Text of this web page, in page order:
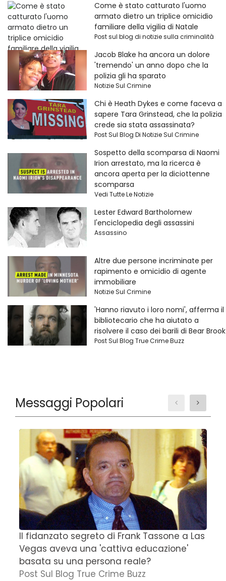
Come è stato catturato l'uomo
armato dietro un triplice omicidio
familiare della vigilia di Natale
Post sul blog di notizie sulla criminalità
Jacob Blake ha ancora un dolore
'tremendo' un anno dopo che la
polizia gli ha sparato
Notizie Sul Crimine
Chi è Heath Dykes e come faceva a
sapere Tara Grinstead, che la polizia
crede sia stata assassinata?
Post Sul Blog Di Notizie Sul Crimine
Sospetto della scomparsa di Naomi
Irion arrestato, ma la ricerca è
ancora aperta per la diciottenne
scomparsa
Vedi Tutte Le Notizie
Lester Edward Bartholomew
l'enciclopedia degli assassini
Assassino
Altre due persone incriminate per
rapimento e omicidio di agente
immobiliare
Notizie Sul Crimine
'Hanno riavuto i loro nomi', afferma il
bibliotecario che ha aiutato a
risolvere il caso dei barili di Bear Brook
Post Sul Blog True Crime Buzz
Messaggi Popolari
Il fidanzato segreto di Frank Tassone a Las
Vegas aveva una 'cattiva educazione'
basata su una persona reale?
Post Sul Blog True Crime Buzz